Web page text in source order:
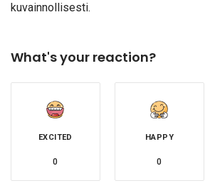
kuvainnollisesti.
What's your reaction?
EXCITED
0
HAPPY
0